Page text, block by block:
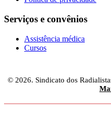
Serviços e convênios
Assistência médica
Cursos
© 2026. Sindicato dos